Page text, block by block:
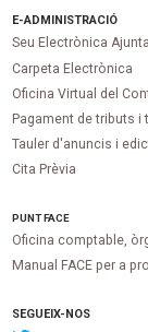
E-ADMINISTRACIÓ
Seu Electrònica
Carpeta Electrònica
Oficina Virtual del
Pagament de tributs i
Tauler d'anuncis i
Cita Prèvia
PUNTFACE
Oficina comptable,
Manual FACE per a
SEGUEIX-NOS